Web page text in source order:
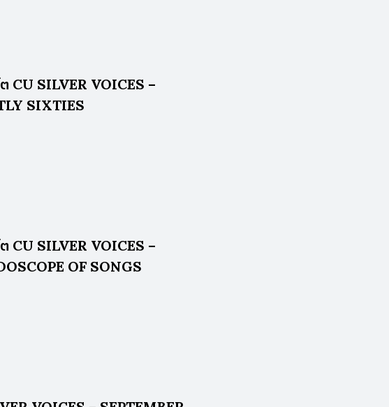
CU SILVER VOICES –
SIXTIES
CU SILVER VOICES –
OF SONGS